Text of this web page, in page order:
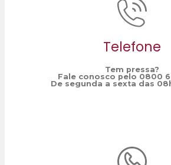
Telefone
Tem pressa?
Fale conosco pelo 0800
De segunda a sexta das